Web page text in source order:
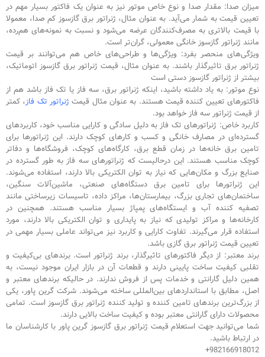
میزان صدا: مقدار صدا و نوع خاص موتور نیز به عنوان یک فاکتور بسیار مهم در
تعیین قیمت به شمار می‌آید. به عنوان مثال، ژنراتور برق گازسوز کم صدا، معمولا
با قیمت بالاتری به مصرف‌کنندگان عرضه می‌شود و نسبت به نمونه‌های هم‌رده‌،
مانند ژنراتور گازسوز خانگی معمولی، گران‌تر است.
ویژگی‌های منحصر بفرد: ویژگی‌ها و طراحی‌های خاص هم می‌توانند بر قیمت
ژنراتور برق تاثیرگذار باشند. به عنوان مثال، قیمت ژنراتور برق گازسوز اتوماتیک،
بیشتر از ژنراتور گازسوز دستی است
نوع موتور: به یاد داشته باشید، اینکه ژنراتور برق، سه فاز یا تک فاز باشد هم از
فاکتور‌های تعیین کننده قیمت هستند. به عنوان مثال قیمت ژنراتور تک فاز، کمتر
از قیمت ژنراتور سه فاز خواهد بود.
کاربرد خاص: ژنراتورهای تک فاز به دلیل سادگی و کارایی مناسب خود، کاربردهای
گسترده‌ای در مصارف خانگی و کسب و کارهای کوچک دارند. این ژنراتورها برای
تامین برق خانه‌ها در زمان قطع برق، کارگاه‌های کوچک، فروشگاه‌ها و دفاتر
کوچک مناسب هستند. این درحالیست که ژنراتورهای سه فاز به طور گسترده در
صنایع بزرگ و مکان‌هایی که نیاز به توان الکتریکی بالا دارند، استفاده می‌شوند.
این ژنراتورها برای تامین برق دستگاه‌های صنعتی، ماشین‌آلات سنگین،
ساختمان‌های تجاری بزرگ، بیمارستان‌ها، مراکز داده، تاسیسات زیرساختی مانند
تصفیه کننده آب و ایستگاه‌های پمپاژ بسیار مناسب هستند. همچنین در
کارخانه‌ها و مراکز تولیدی که نیاز به پایداری و توان الکتریکی بالا دارند، مورد
استفاده قرار می‌گیرند. تفاوت کارایی و کاربرد نیز می‌تواند عاملی بسیار مهمی در
تعیین قیمت ژنراتور برق گازی باشد.
برند معتبر: از دیگر فاکتورهای تاثیرگذار، برند ژنراتور است. برندهای بی‌کیفیت و
تقلبی کیفیت ساخت پایینی دارند و قطعات آن در بازار ایران موجود نیست، به
همین دلیل گارانتی و خدمات پس از فروش ندارند. در حالیکه برندهای معتبر و
اصل، مطابق با استانداردهای بین‌المللی ساخته می‌شوند. شرکت گرین پاور، یکی
از بزرگ‌ترین برندهای تامین کننده و تولید کننده ژنراتور برق گازسوز است. تمامی
محصولات دارای گارانتی معتبر بوده و کیفیت ساخت بالایی دارند.
شما می‌توانید جهت استعلام قیمت ژنراتور برق گازسوز گرین پاور با کارشناسان ما
در ارتباط باشید.
982166918012+